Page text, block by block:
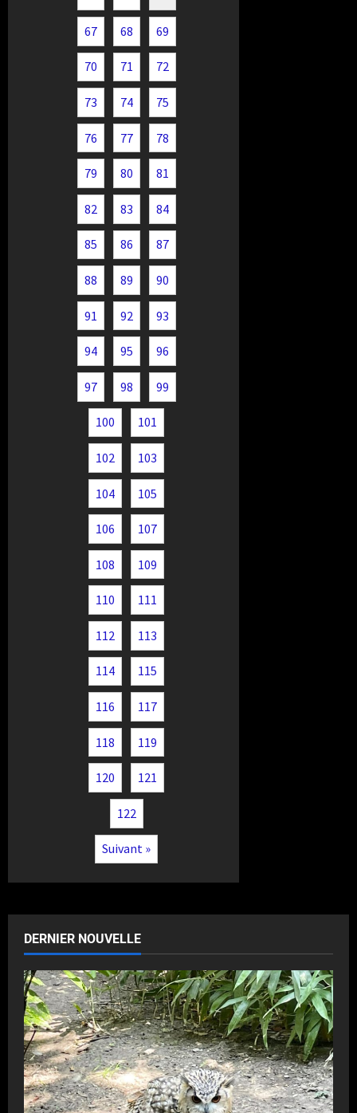
67 68 69
70 71 72
73 74 75
76 77 78
79 80 81
82 83 84
85 86 87
88 89 90
91 92 93
94 95 96
97 98 99
100 101
102 103
104 105
106 107
108 109
110 111
112 113
114 115
116 117
118 119
120 121
122
Suivant »
DERNIER NOUVELLE